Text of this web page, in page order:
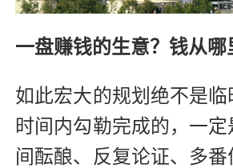
一盘赚钱的生意？钱从哪
如此宏大的规划绝不是
时间内勾勒完成的，一
间酝酿、反复论证、多番